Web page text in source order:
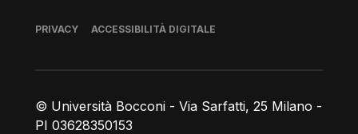
© Università Bocconi - Via Sarfatti, 25 Milano -
PI 03628350153
Piè di pagina
PRIVACY ACCESSIBILITÀ DIGITALE